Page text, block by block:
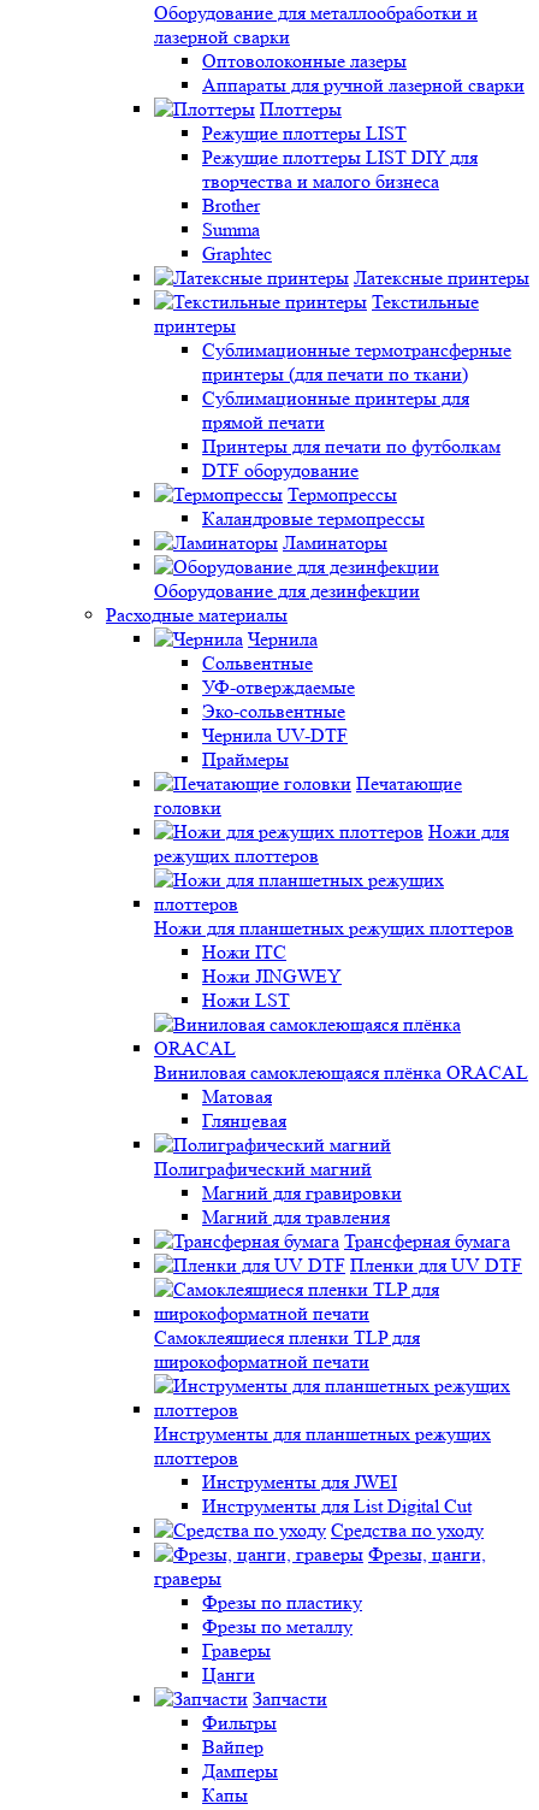
Оборудование для металлообработки и
лазерной сварки
Оптоволоконные лазеры
Аппараты для ручной лазерной сварки
Плоттеры
Режущие плоттеры LIST
Режущие плоттеры LIST DIY для
творчества и малого бизнеса
Brother
Summa
Graphtec
Латексные принтеры
Текстильные
принтеры
Сублимационные термотрансферные
принтеры (для печати по ткани)
Сублимационные принтеры для
прямой печати
Принтеры для печати по футболкам
DTF оборудование
Термопрессы
Каландровые термопрессы
Ламинаторы
Оборудование для дезинфекции
Расходные материалы
Чернила
Сольвентные
УФ-отверждаемые
Эко-сольвентные
Чернила UV-DTF
Праймеры
Печатающие
головки
Ножи для
режущих плоттеров
Ножи для планшетных режущих плоттеров
Ножи ITC
Ножи JINGWEY
Ножи LST
Виниловая самоклеющаяся плёнка ORACAL
Матовая
Глянцевая
Полиграфический магний
Магний для гравировки
Магний для травления
Трансферная бумага
Пленки для UV DTF
Самоклеящиеся пленки TLP для
широкоформатной печати
Инструменты для планшетных режущих
плоттеров
Инструменты для JWEI
Инструменты для List Digital Cut
Средства по уходу
Фрезы, цанги,
граверы
Фрезы по пластику
Фрезы по металлу
Граверы
Цанги
Запчасти
Фильтры
Вайпер
Дамперы
Капы